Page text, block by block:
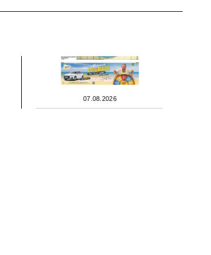
07.08.2026